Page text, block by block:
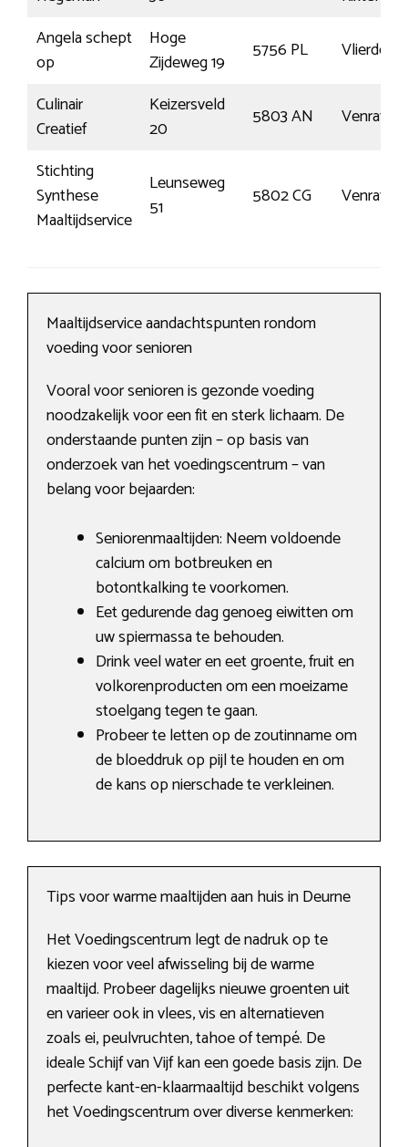
Angela schept
op
Hoge
Zijdeweg 19
5756 PL
Vlierden
Culinair
Creatief
Keizersveld
20
5803 AN
Venray
Stichting
Synthese
Maaltijdservice
Leunseweg
51
5802 CG Venray
Maaltijdservice aandachtspunten rondom
voeding voor senioren
Vooral voor senioren is gezonde voeding
noodzakelijk voor een fit en sterk lichaam. De
onderstaande punten zijn – op basis van
onderzoek van het voedingscentrum – van
belang voor bejaarden:
Seniorenmaaltijden: Neem voldoende
calcium om botbreuken en
botontkalking te voorkomen.
Eet gedurende dag genoeg eiwitten om
uw spiermassa te behouden.
Drink veel water en eet groente, fruit en
volkorenproducten om een moeizame
stoelgang tegen te gaan.
Probeer te letten op de zoutinname om
de bloeddruk op pijl te houden en om
de kans op nierschade te verkleinen.
Tips voor warme maaltijden aan huis in Deurne
Het Voedingscentrum legt de nadruk op te
kiezen voor veel afwisseling bij de warme
maaltijd. Probeer dagelijks nieuwe groenten uit
en varieer ook in vlees, vis en alternatieven
zoals ei, peulvruchten, tahoe of tempé. De
ideale Schijf van Vijf kan een goede basis zijn. De
perfecte kant-en-klaarmaaltijd beschikt volgens
het Voedingscentrum over diverse kenmerken: